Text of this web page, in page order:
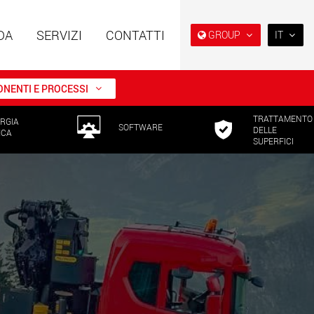
GROUP
speciali con
modulare per
Rimorchi speciali, progettati
www.maxtrailer.us
speciali per portate
a 500 t
capacità di carico a partire
da 5 t
www.morello.eu.com
per il
di carichi leggeri
SPMT e veicoli industriali per
portate fino a 25.000 t e oltre
IT
NL
IT
日本
SERVIZI CONTATTI
E PROCESSI
SOFTWARE
TRATTAMENTO
DELLE
SUPERFICI